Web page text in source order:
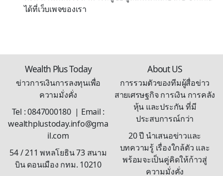
ได้ที่เว็บเพจของเรา
Wealth Plus Today
ข่าวการเงินการลงทุนเพื่อ
ความมั่งคั่ง
Tel : 0847000180 | Email :
wealthplustoday.info@gma
il.com
54 / 211 พหลโยธิน 73 สนาม
บิน ดอนเมือง กทม. 10210
About US
การรวมตัวของทีมผู้สื่อข่าว
สายเศรษฐกิจ การเงิน การคลัง
หุ้น และประกัน ที่มี
ประสบการณ์กว่า
20 ปี นำเสนอข่าวและ
บทความรู้ เรื่องใกล้ตัว และ
พร้อมจะเป็นคู่คิดให้ก้าวสู่
ความมั่งคั่ง